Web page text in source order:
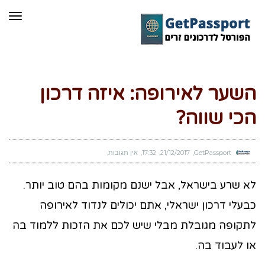
השער לאירופה: איזה דרכון
הכי שווה?
21/12/2017
17:32 אין תגובות
לא שרע בישראל, אבל ישנם מקומות בהם טוב יותר.
כבעלי דרכון ישראלי, אתם יכולים לנדוד לאירופה
לתקופה מגובלת מבלי שיש לכם את הזכות ללמוד בה
או לעבוד בה.